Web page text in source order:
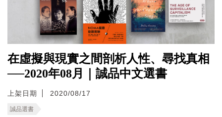
在虛擬與現實之間剖析人性、尋找真相
──2020年08月｜誠品中文選書
上架日期 2020/08/17
誠品選書